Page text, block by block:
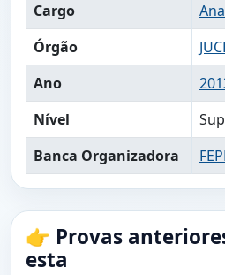
Cargo
Órgão
Ano
Nível
Banca Organizadora
👉 Provas
esta